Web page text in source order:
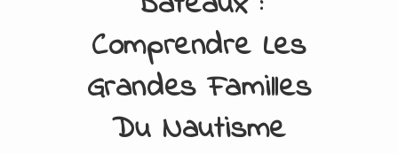
Comprendre Les
Grandes Familles
Du Nautisme